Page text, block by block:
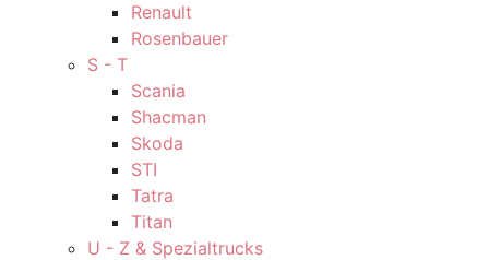
Renault
Rosenbauer
S - T
Scania
Shacman
Skoda
STI
Tatra
Titan
U - Z & Spezialtrucks